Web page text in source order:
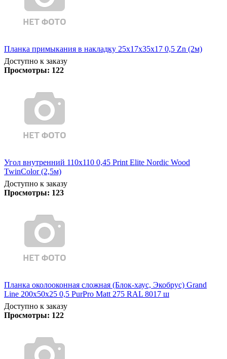
Планка примыкания в накладку 25х17х35х17 0,5 Zn (2м)
Доступно к заказу
Просмотры: 122
Угол внутренний 110х110 0,45 Print Elite Nordic Wood
TwinColor (2,5м)
Доступно к заказу
Просмотры: 123
Планка околооконная сложная (Блок-хаус, Экобрус) Grand
Line 200х50х25 0,5 PurPro Matt 275 RAL 8017 ш
Доступно к заказу
Просмотры: 122